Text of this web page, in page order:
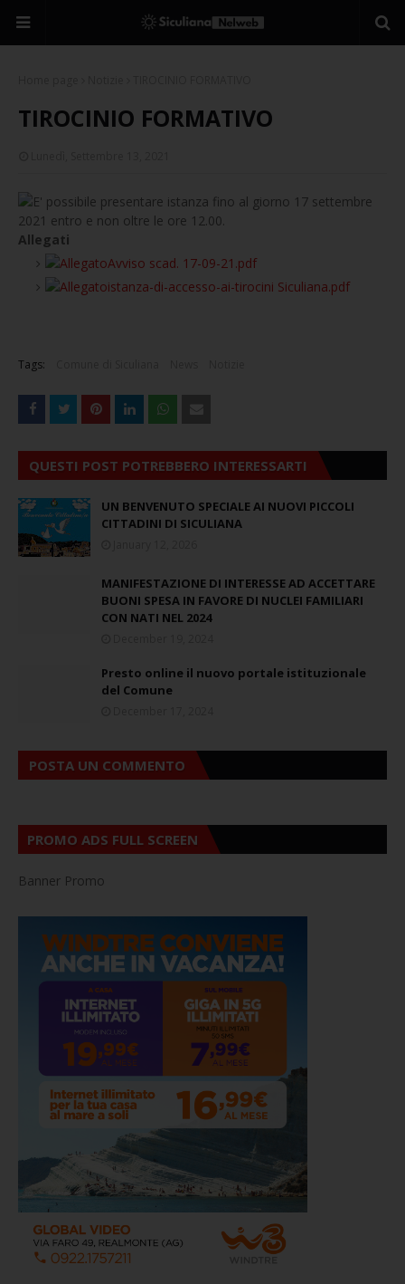
TIROCINIO FORMATIVO
E' possibile presentare istanza fino al giorno 17 settembre
2021 entro e non oltre le ore 12.00.
Allegati
Avviso scad. 17-09-21.pdf
istanza-di-accesso-ai-tirocini Siculiana.pdf
Tags:
QUESTI POST POTREBBERO INTERESSARTI
UN BENVENUTO SPECIALE AI NUOVI PICCOLI
CITTADINI DI SICULIANA
MANIFESTAZIONE DI INTERESSE AD ACCETTARE
BUONI SPESA IN FAVORE DI NUCLEI FAMILIARI
CON NATI NEL 2024
Presto online il nuovo portale istituzionale
del Comune
POSTA UN COMMENTO
PROMO ADS FULL SCREEN
Banner Promo